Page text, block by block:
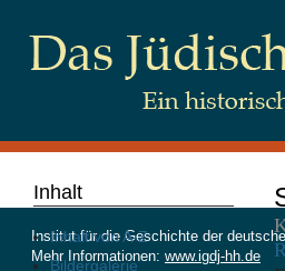
Inhalt
Inhalt von A-Z
Bildergalerie
Institut für die Geschichte der
Mehr Informationen: www.igdj-hh.de